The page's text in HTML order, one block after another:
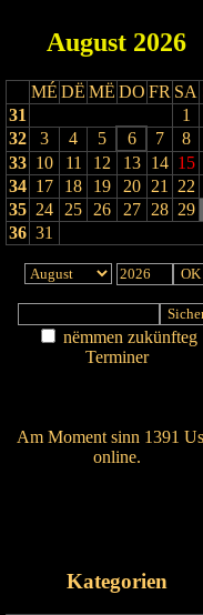
August 2026
MÉ DË MË DO FR SA
31
1
32
3 4 5 6 7 8
33 10 11 12 13 14 15
34 17 18 19 20 21 22
35 24 25 26 27 28 29
36 31
nëmmen zukünfteg
Terminer
Am Moment sinn 1391
online.
Kategorien